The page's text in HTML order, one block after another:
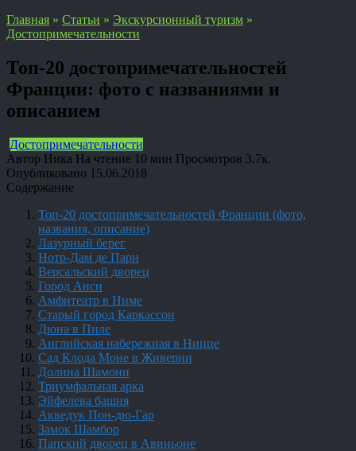
Главная » Статьи » Экскурсионный туризм »
Достопримечательности
Топ-20 достопримечательностей
Франции: фото с названиями и
описанием
Достопримечательности
Автор Ника На чтение 10 мин Просмотров 3.7к.
Опубликовано 15.06.2018
Содержание
Топ-20 достопримечательностей Франции (фото,
названия, описание)
Лазурный берег
Нотр-Дам де Пари
Версальский дворец
Город Анси
Амфитеатр в Ниме
Старый город Каркассон
Дюна в Пиле
Английская набережная в Ницце
Сад Клода Моне в Живерни
Долина Шамони
Триумфальная арка
Эйфелева башня
Акведук Пон-дю-Гар
Замок Шамбор
Папский дворец в Авиньоне